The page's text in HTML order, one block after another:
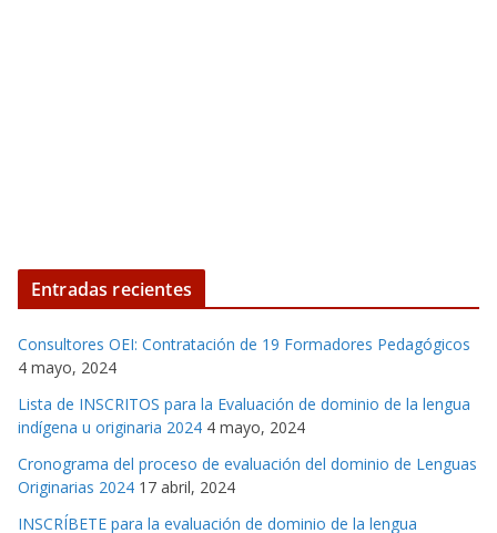
Entradas recientes
Consultores OEI: Contratación de 19 Formadores Pedagógicos
4 mayo, 2024
Lista de INSCRITOS para la Evaluación de dominio de la lengua
indígena u originaria 2024 4 mayo, 2024
Cronograma del proceso de evaluación del dominio de Lenguas
Originarias 2024 17 abril, 2024
INSCRÍBETE para la evaluación de dominio de la lengua